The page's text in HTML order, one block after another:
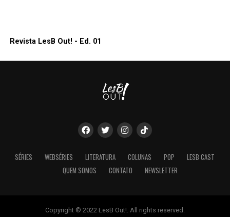
Revista LesB Out! - Ed. 01
SÉRIES WEBSÉRIES LITERATURA COLUNAS POP
LESB CAST
QUEM SOMOS
CONTATO NEWSLETTER
Copyright © 2022 LesB Out!. All rights reserved.